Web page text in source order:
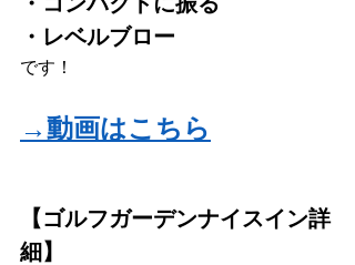
・レベルブロー
です！
→動画はこちら
【ゴルフガーデンナイスイン詳
細】